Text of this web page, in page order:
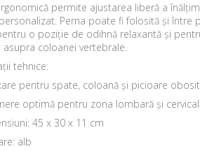
permite ajustarea liberă a
Perna poate fi folosită și între
o poziție de odihnă relaxantă și
asupra coloanei vertebrale.
tehnice:
pentru spate, coloană și picioare
optimă pentru zona lombară și
45 x 30 x 11 cm
alb